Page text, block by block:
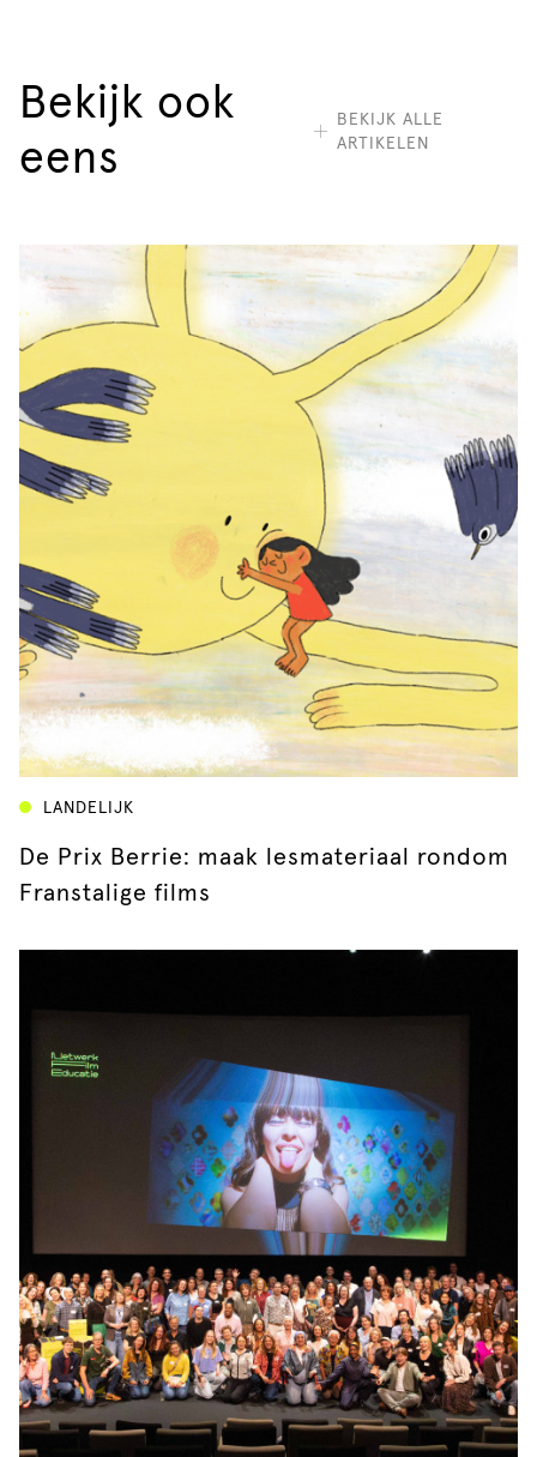
Bekijk ook
eens
BEKIJK ALLE
ARTIKELEN
LANDELIJK
De Prix Berrie: maak lesmateriaal rondom
Franstalige films